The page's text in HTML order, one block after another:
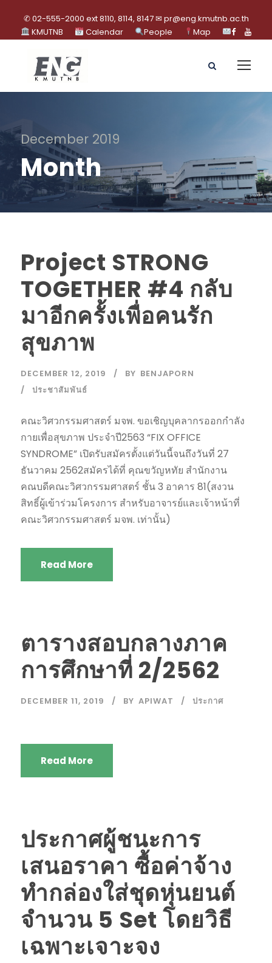
✆ 02-555-2000 ext 8110, 8114, 8147 ✉ pr@eng.kmutnb.ac.th
KMUTNB
Calendar People Map
December 2019
Month
Project STRONG
TOGETHER #4 กลับ
มาอีกครั้งเพื่อคนรัก
สุขภาพ
DECEMBER 12, 2019 BY BENJAPORN
ประชาสัมพันธ์
คณะวิศวกรรมศาสตร์ มจพ. ขอเชิญบุคลากรออกกำลัง
กายเพื่อสุขภาพ ประจำปี2563 “FIX OFFICE
SYNDROME” เปิดรับสมัครตั้งแต่วันนี้จนถึงวันที่ 27
ธันวาคม 2562สมัครได้ที่ คุณขวัญหทัย สำนักงาน
คณบดีคณะวิศวกรรมศาสตร์ ชั้น 3 อาคาร 81(สงวน
สิทธิ์ผู้เข้าร่วมโครงการ สำหรับอาจารย์และเจ้าหน้าที่
คณะวิศวกรรมศาสตร์ มจพ. เท่านั้น)
Read More
ตารางสอบกลางภาค
การศึกษาที่ 2/2562
DECEMBER 11, 2019 BY APIWAT ประกาศ
Read More
ประกาศผู้ชนะการ
เสนอราคา ซื้อค่าจ้าง
ทำกล่องใส่ชุดหุ่นยนต์
จำนวน 5 Set โดยวิธี
เฉพาะเจาะจง